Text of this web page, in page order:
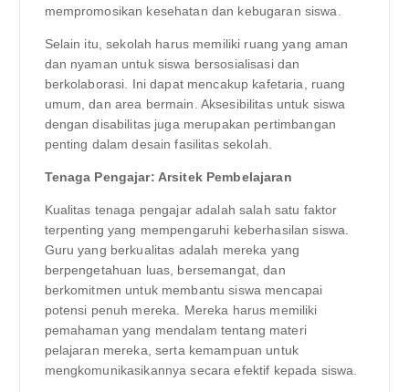
mempromosikan kesehatan dan kebugaran siswa.
Selain itu, sekolah harus memiliki ruang yang aman
dan nyaman untuk siswa bersosialisasi dan
berkolaborasi. Ini dapat mencakup kafetaria, ruang
umum, dan area bermain. Aksesibilitas untuk siswa
dengan disabilitas juga merupakan pertimbangan
penting dalam desain fasilitas sekolah.
Tenaga Pengajar: Arsitek Pembelajaran
Kualitas tenaga pengajar adalah salah satu faktor
terpenting yang mempengaruhi keberhasilan siswa.
Guru yang berkualitas adalah mereka yang
berpengetahuan luas, bersemangat, dan
berkomitmen untuk membantu siswa mencapai
potensi penuh mereka. Mereka harus memiliki
pemahaman yang mendalam tentang materi
pelajaran mereka, serta kemampuan untuk
mengkomunikasikannya secara efektif kepada siswa.